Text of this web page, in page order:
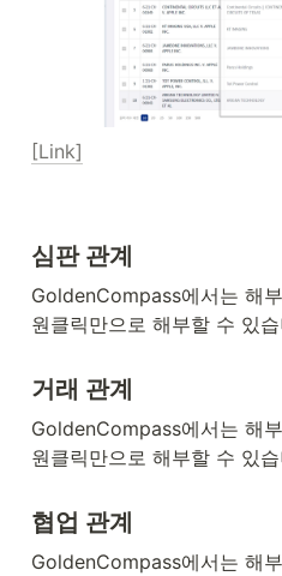
[Link]
심판 관계
GoldenCompass에서는 해
원클릭만으로 해부할 수 있
거래 관계
GoldenCompass에서는 해
원클릭만으로 해부할 수 있
협업 관계
GoldenCompass에서는 해